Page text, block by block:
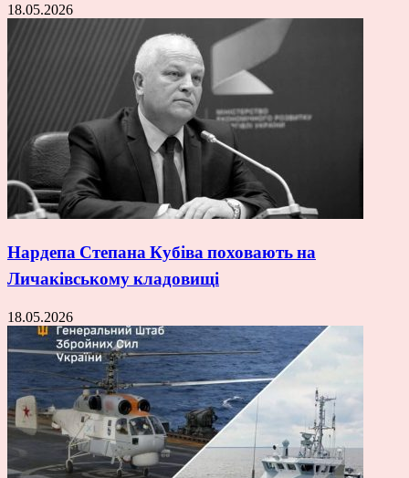
18.05.2026
Нардепа Степана Кубіва поховають на
Личаківському кладовищі
18.05.2026